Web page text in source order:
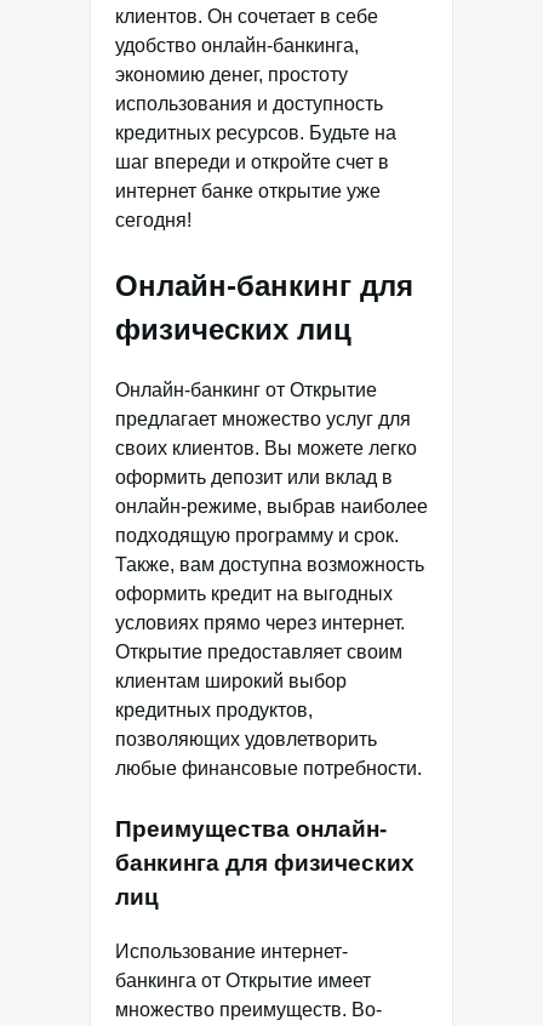
клиентов. Он сочетает в себе
удобство онлайн-банкинга,
экономию денег, простоту
использования и доступность
кредитных ресурсов. Будьте на
шаг впереди и откройте счет в
интернет банке открытие уже
сегодня!
Онлайн-банкинг для
физических лиц
Онлайн-банкинг от Открытие
предлагает множество услуг для
своих клиентов. Вы можете легко
оформить депозит или вклад в
онлайн-режиме, выбрав наиболее
подходящую программу и срок.
Также, вам доступна возможность
оформить кредит на выгодных
условиях прямо через интернет.
Открытие предоставляет своим
клиентам широкий выбор
кредитных продуктов,
позволяющих удовлетворить
любые финансовые потребности.
Преимущества онлайн-
банкинга для физических
лиц
Использование интернет-
банкинга от Открытие имеет
множество преимуществ. Во-